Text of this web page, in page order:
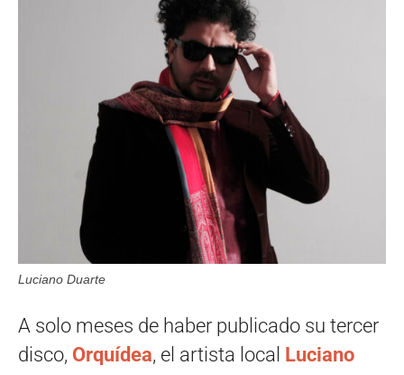
Luciano Duarte
A solo meses de haber publicado su tercer
disco, Orquídea, el artista local Luciano